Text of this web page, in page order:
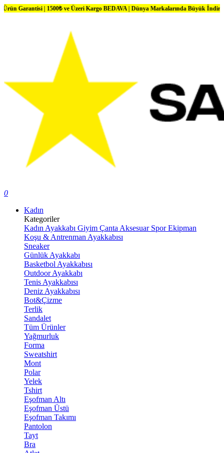
| 1500₺ ve Üzeri Kargo BEDAVA | Dünya Markalarında Büyük İndirimler
0
Kadın
Kategoriler
Kadın Ayakkabı Giyim Çanta Aksesuar Spor Ekipman
Koşu & Antrenman Ayakkabısı
Sneaker
Günlük Ayakkabı
Basketbol Ayakkabısı
Outdoor Ayakkabı
Tenis Ayakkabısı
Deniz Ayakkabısı
Bot&Çizme
Terlik
Sandalet
Tüm Ürünler
Yağmurluk
Forma
Sweatshirt
Mont
Polar
Yelek
Tshirt
Eşofman Altı
Eşofman Üstü
Eşofman Takımı
Pantolon
Tayt
Bra